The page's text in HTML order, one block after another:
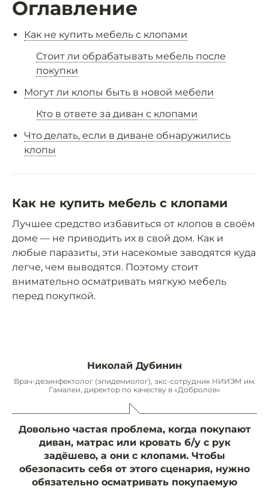
Оглавление
Как не купить мебель с клопами
Стоит ли обрабатывать мебель после
покупки
Могут ли клопы быть в новой мебели
Кто в ответе за диван с клопами
Что делать, если в диване обнаружились
клопы
Как не купить мебель с клопами
Лучшее средство избавиться от клопов в своём
доме — не приводить их в свой дом. Как и
любые паразиты, эти насекомые заводятся куда
легче, чем выводятся. Поэтому стоит
внимательно осматривать мягкую мебель
перед покупкой.
Николай Дубинин
Врач-дезинфектолог (эпидемиолог), экс-сотрудник НИИЭМ им.
Гамалеи, директор по качеству в «Добролов»
Довольно частая проблема, когда покупают
диван, матрас или кровать б/у с рук
задёшево, а они с клопами. Чтобы
обезопасить себя от этого сценария, нужно
обязательно осматривать покупаемую